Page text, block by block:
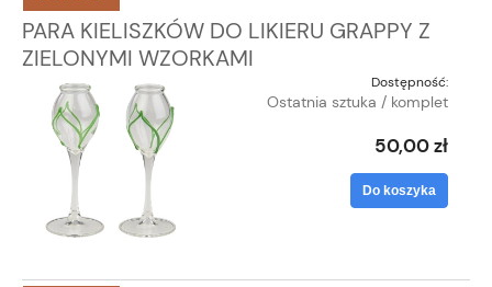
PARA KIELISZKÓW DO LIKIERU GRAPPY Z
ZIELONYMI WZORKAMI
Dostępność:
Ostatnia sztuka / komplet
50,00 zł
Do koszyka